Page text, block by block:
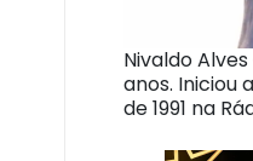
Nivaldo
anos. Iniciou
de 1991 na